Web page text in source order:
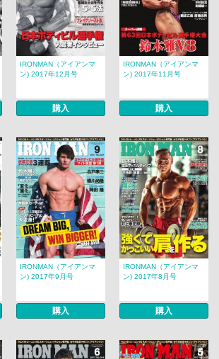
IRONMAN（アイアンマ
ン) 2017年12月号
購入
IRONMAN（アイアンマ
ン) 2017年11月号
購入
IRONMAN（アイアンマ
ン) 2017年9月号
購入
IRONMAN（アイアンマ
ン) 2017年8月号
購入